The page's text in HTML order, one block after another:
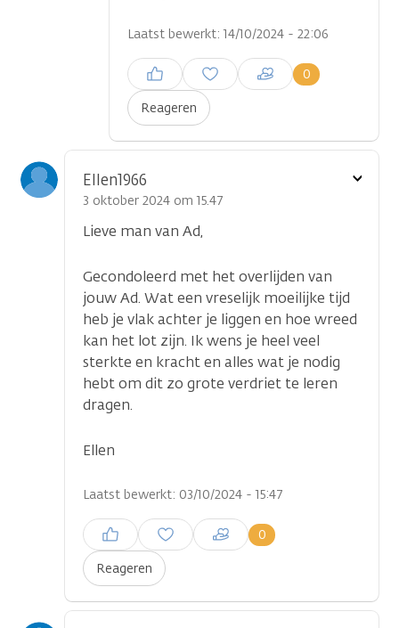
Laatst bewerkt: 14/10/2024 - 22:06
Reageren
0
Inloggen om een reactie te
plaatsen
Ellen1966
3 oktober 2024 om 15.47
Lieve man van Ad,
Gecondoleerd met het overlijden van
jouw Ad. Wat een vreselijk moeilijke tijd
heb je vlak achter je liggen en hoe wreed
kan het lot zijn. Ik wens je heel veel
sterkte en kracht en alles wat je nodig
hebt om dit zo grote verdriet te leren
dragen.
Ellen
Laatst bewerkt: 03/10/2024 - 15:47
Reageren
0
Inloggen om een reactie te
plaatsen
Toon